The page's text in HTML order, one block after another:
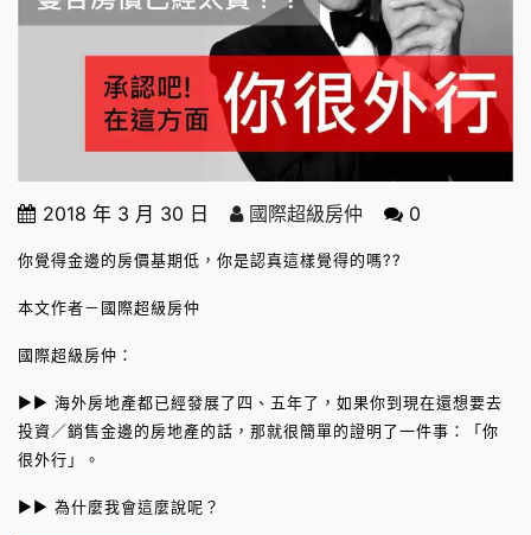
2018 年 3 月 30 日 國際超級房仲 0
你覺得金邊的房價基期低，你是認真這樣覺得的嗎??
本文作者－國際超級房仲
國際超級房仲：
►► 海外房地產都已經發展了四、五年了，如果你到現在還想要去
投資／銷售金邊的房地產的話，那就很簡單的證明了一件事：「你
很外行」。
►► 為什麼我會這麼說呢？